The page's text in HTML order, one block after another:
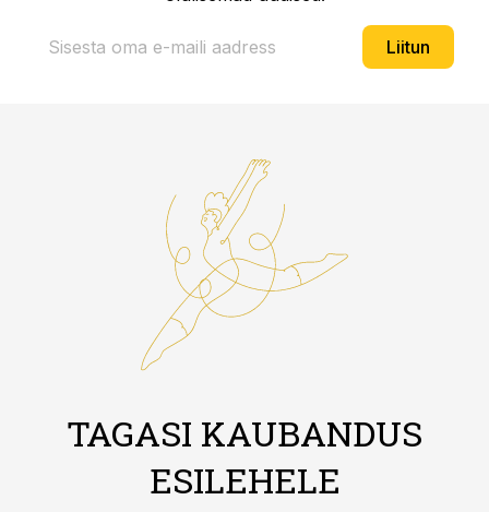
Liitun
TAGASI KAUBANDUS
ESILEHELE